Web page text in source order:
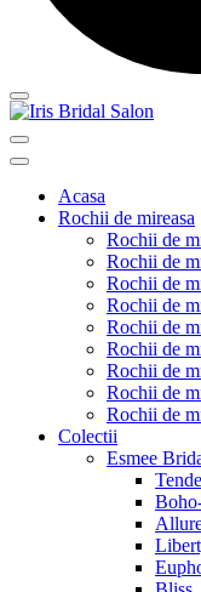
Acasa
Rochii de mireasa
Rochii de
Rochii de
Rochii de
Rochii de
Rochii de
Rochii de
Rochii de
Rochii de
Rochii de
Colectii
Esmee